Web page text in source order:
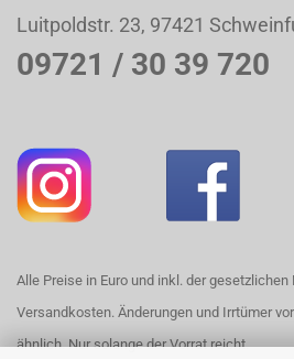
Luitpoldstr. 23, 97421
09721 / 30 39 720
Alle Preise in Euro und inkl. der
Versandkosten. Änderungen und Irrtümer
ähnlich. Nur solange der Vorrat reicht.